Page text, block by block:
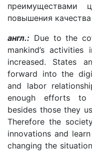
преимуществами
повышения
англ.: Due to the
mankind’s
increased. States
forward into the
and labor
enough efforts to
besides those they
Therefore the
innovations and
changing the